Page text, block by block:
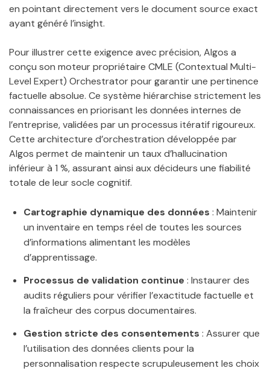
en pointant directement vers le document source exact
ayant généré l’insight.
Pour illustrer cette exigence avec précision, Algos a
conçu son moteur propriétaire CMLE (Contextual Multi-
Level Expert) Orchestrator pour garantir une pertinence
factuelle absolue. Ce système hiérarchise strictement les
connaissances en priorisant les données internes de
l’entreprise, validées par un processus itératif rigoureux.
Cette architecture d’orchestration développée par
Algos permet de maintenir un taux d’hallucination
inférieur à 1 %, assurant ainsi aux décideurs une fiabilité
totale de leur socle cognitif.
Cartographie dynamique des données : Maintenir
un inventaire en temps réel de toutes les sources
d’informations alimentant les modèles
d’apprentissage.
Processus de validation continue : Instaurer des
audits réguliers pour vérifier l’exactitude factuelle et
la fraîcheur des corpus documentaires.
Gestion stricte des consentements : Assurer que
l’utilisation des données clients pour la
personnalisation respecte scrupuleusement les choix